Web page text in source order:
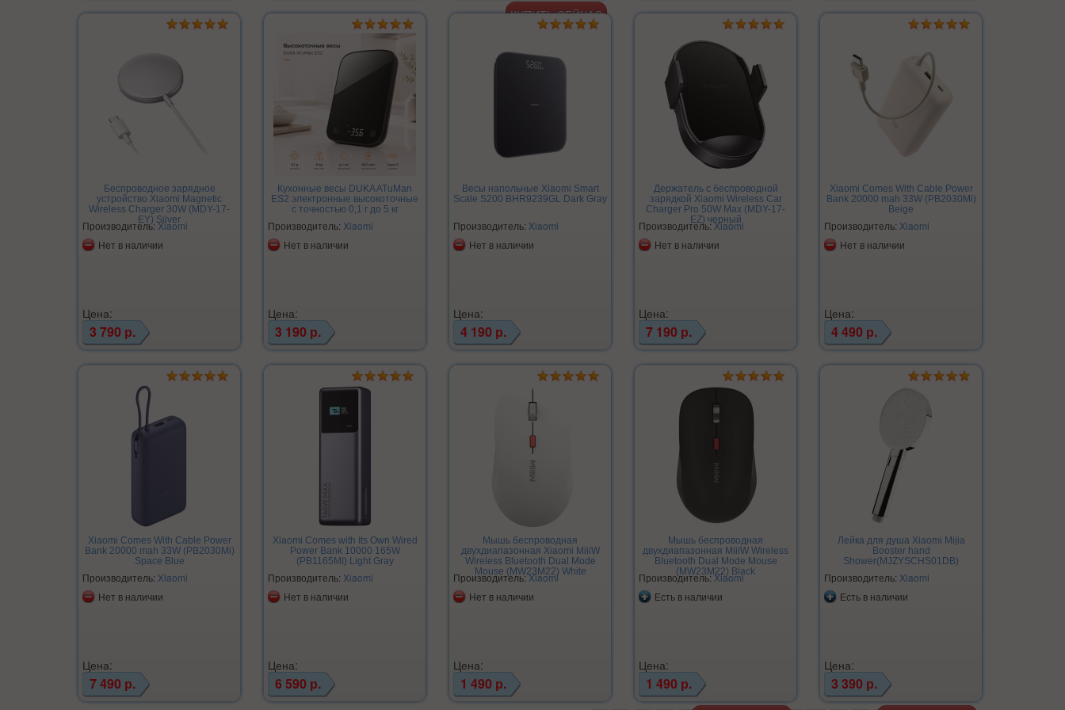
Беспроводное зарядное
устройство Xiaomi Magnetic
Wireless Charger 30W (MDY-17-
EY) Silver
Производитель:Xiaomi
Нет в наличии
Цена:
3 790 р.
Кухонные весы DUKA ATuMan
ES2 электронные высокоточные
с точностью 0,1 г до 5 кг
Производитель: Xiaomi
Нет в наличии
Цена:
3 190 р.
Весы напольные Xiaomi Smart
Scale S200 BHR9239GL Dark Gray
Производитель: Xiaomi
Нет в наличии
Цена:
4 190 р.
Держатель с беспроводной
зарядкой Xiaomi Wireless Car
Charger Pro 50W Max (MDY-17-
EZ) черный
Производитель:Xiaomi
Нет в наличии
Цена:
7 190 р.
Xiaomi Comes With Cable Power
Bank 20000 mah 33W (PB2030Mi)
Beige
Производитель: Xiaomi
Нет в наличии
Цена:
4 490 р.
Xiaomi Comes With Cable Power
Bank 20000 mah 33W (PB2030Mi)
Space Blue
Производитель: Xiaomi
Нет в наличии
Цена:
7 490 р.
Xiaomi Comes with Its Own Wired
Power Bank 10000 165W
(PB1165MI) Light Gray
Производитель: Xiaomi
Нет в наличии
Цена:
6 590 р.
Мышь беспроводная
двухдиапазонная Xiaomi MiiiW
Wireless Bluetooth Dual Mode
Mouse (MW23M22) White
Производитель:Xiaomi
Нет в наличии
Цена:
1 490 р.
Мышь беспроводная
двухдиапазонная MiiiW Wireless
Bluetooth Dual Mode Mouse
(MW23M22) Black
Производитель:Xiaomi
Есть в наличии
Цена:
1 490 р.
Лейка для душа Xiaomi Mijia
Booster hand
Shower(MJZYSCHS01DB)
Производитель: Xiaomi
Есть в наличии
Цена:
3 390 р.